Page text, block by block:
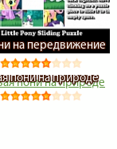
на передвижение
пони на природе